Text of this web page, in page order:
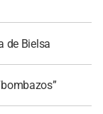
de Bielsa